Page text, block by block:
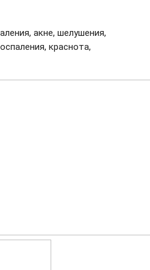
акне, шелушения,
краснота,